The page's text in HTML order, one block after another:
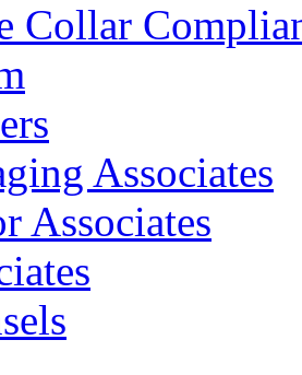
Collar
Associates
Associates